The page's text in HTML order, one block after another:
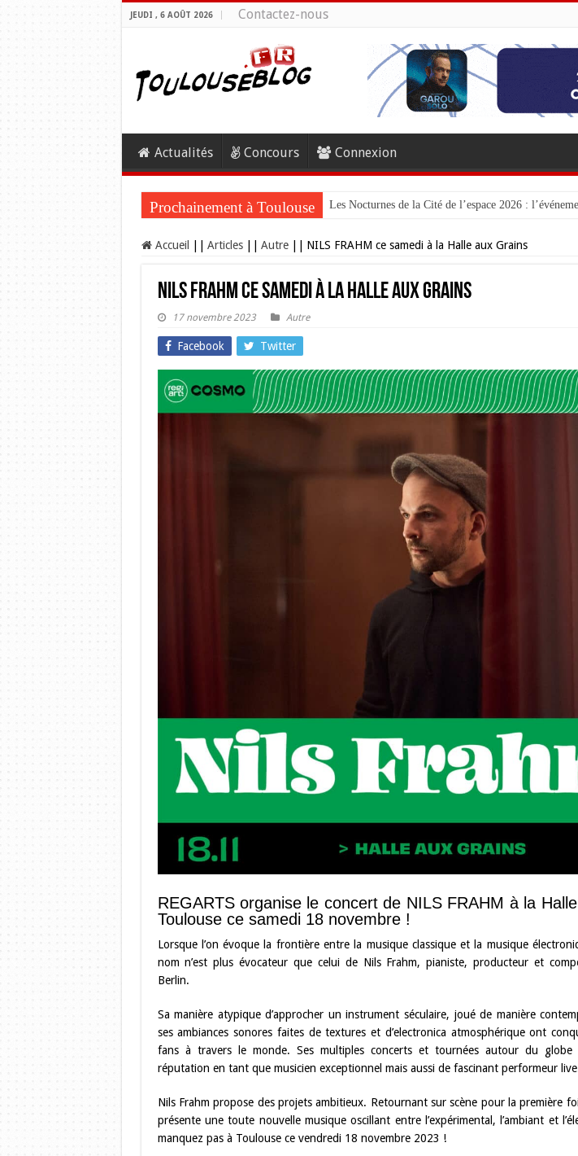
JEUDI , 6 AOÛT 2026 Contactez-nous
Actualités Concours Connexion
Prochainement à Toulouse Les Nocturnes de la Cité de l’espace 2026 :
Accueil Articles Autre NILS FRAHM ce samedi à la Halle aux Grains
NILS FRAHM ce samedi à la Halle aux Grains
17 novembre 2023 Autre
Facebook Twitter
REGARTS organise le concert de NILS FRAHM à la
Toulouse ce samedi 18 novembre !
Lorsque l’on évoque la frontière entre la musique classique et la musique
nom n’est plus évocateur que celui de Nils Frahm, pianiste, producteur et
Berlin.
Sa manière atypique d’approcher un instrument séculaire, joué de manière
ses ambiances sonores faites de textures et d’electronica atmosphérique ont
fans à travers le monde. Ses multiples concerts et tournées autour du
réputation en tant que musicien exceptionnel mais aussi de fascinant performeur
Nils Frahm propose des projets ambitieux. Retournant sur scène pour la première
présente une toute nouvelle musique oscillant entre l’expérimental, l’ambiant et
manquez pas à Toulouse ce vendredi 18 novembre 2023 !